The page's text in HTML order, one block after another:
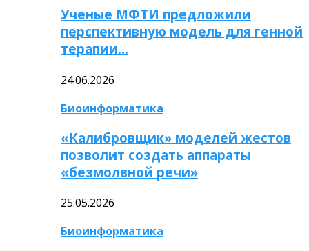
Ученые МФТИ предложили
перспективную модель для генной
терапии…
24.06.2026
Биоинформатика
«Калибровщик» моделей жестов
позволит создать аппараты
«безмолвной речи»
25.05.2026
Биоинформатика